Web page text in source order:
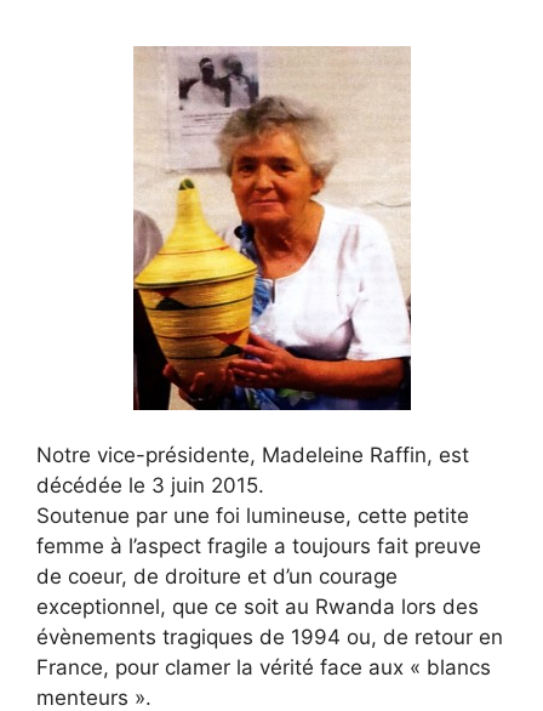
Notre vice-présidente, Madeleine Raffin, est
décédée le 3 juin 2015.
Soutenue par une foi lumineuse, cette petite
femme à l’aspect fragile a toujours fait preuve
de coeur, de droiture et d’un courage
exceptionnel, que ce soit au Rwanda lors des
évènements tragiques de 1994 ou, de retour en
France, pour clamer la vérité face aux « blancs
menteurs ».